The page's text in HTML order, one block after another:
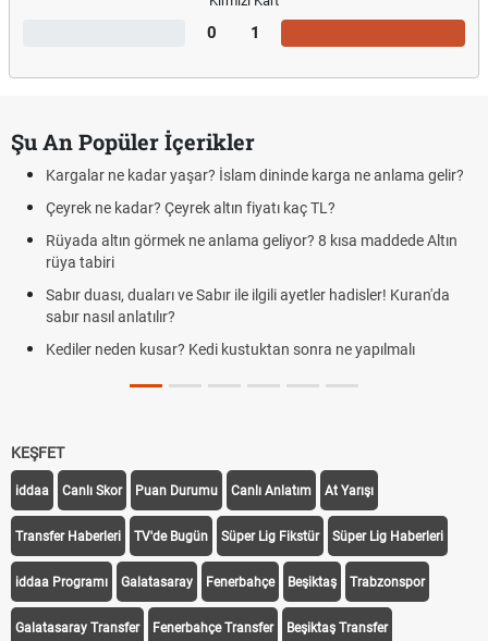
0 1
Şu An Popüler İçerikler
Kargalar ne kadar yaşar? İslam dininde karga ne anlama gelir?
Çeyrek ne kadar? Çeyrek altın fiyatı kaç TL?
Rüyada altın görmek ne anlama geliyor? 8 kısa maddede Altın
rüya tabiri
Sabır duası, duaları ve Sabır ile ilgili ayetler hadisler! Kuran'da
sabır nasıl anlatılır?
Kediler neden kusar? Kedi kustuktan sonra ne yapılmalı
KEŞFET
iddaa Canlı Skor Puan Durumu Canlı Anlatım At Yarışı
Transfer Haberleri TV'de Bugün Süper Lig Fikstür Süper Lig Haberleri
iddaa Programı Galatasaray Fenerbahçe Beşiktaş Trabzonspor
Galatasaray Transfer Fenerbahçe Transfer Beşiktaş Transfer